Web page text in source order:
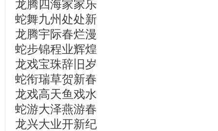
龙腾四海家家乐
蛇舞九州处处新
龙腾宇际春烂漫
蛇步锦程业辉煌
龙戏宝珠辞旧岁
蛇衔瑞草贺新春
龙戏高天鱼戏水
蛇游大泽燕游春
龙兴大业开新纪